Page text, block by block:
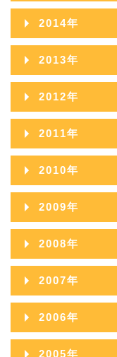
2018年08月
2018年07月
2018年06月
2018年05月
2018年03月
2018年02月
2018年01月
2017年09月
2017年08月
2017年07月
2017年06月
2017年05月
2017年03月
2017年02月
2017年01月
2016年11月
2016年10月
2016年09月
2016年08月
2016年07月
2016年06月
2016年05月
2016年03月
2016年02月
2016年01月
2015年12月
2015年11月
2015年10月
2015年09月
2015年08月
2015年07月
2015年06月
2015年05月
2015年03月
2015年02月
2015年01月
2014年
2014年12月
2014年11月
2014年10月
2014年09月
2014年08月
2014年07月
2014年06月
2014年05月
2014年03月
2014年02月
2013年
2013年12月
2013年11月
2013年10月
2013年09月
2013年08月
2013年07月
2013年06月
2013年05月
2012年
2012年12月
2012年11月
2012年10月
2012年09月
2012年08月
2012年07月
2012年06月
2012年05月
2011年
2011年12月
2011年11月
2011年10月
2011年09月
2011年08月
2011年07月
2011年06月
2010年
2010年12月
2010年11月
2010年10月
2010年09月
2010年08月
2010年07月
2009年
2009年12月
2009年11月
2009年10月
2009年09月
2008年
2008年12月
2008年11月
2008年10月
2007年
2007年12月
2007年11月
2006年
2006年12月
2005年